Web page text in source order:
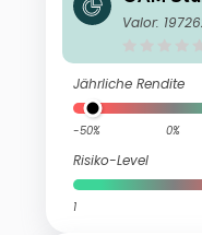
al
Valor:
Jährliche Rendite
-50% 0%
Risiko-Level
1